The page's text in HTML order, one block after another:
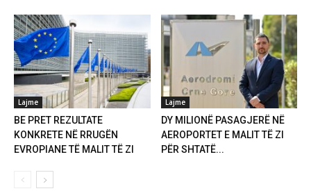
Lajme
BE PRET REZULTATE
KONKRETE NË RRUGËN
EVROPIANE TË MALIT TË ZI
Lajme
DY MILIONË PASAGJERË NË
AEROPORTET E MALIT TË ZI
PËR SHTATË...